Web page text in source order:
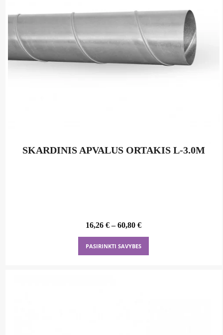
SKARDINIS APVALUS ORTAKIS L-3.0M
16,26€–60,80€
PASIRINKTI SAVYBES
product